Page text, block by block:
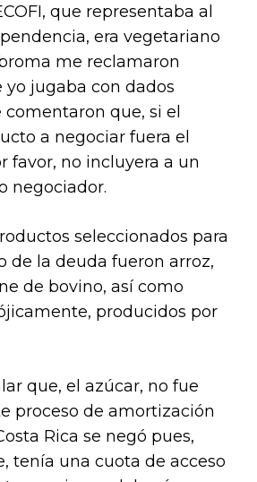
que representaba al
era vegetariano
me reclamaron
yo jugaba con dados
comentaron que, si el
a negociar fuera el
favor, no incluyera a un
negociador.
seleccionados para
de la deuda fueron arroz,
de bovino, así como
producidos por
que, el azúcar, no fue
proceso de amortización
Rica se negó pues,
tenía una cuota de acceso